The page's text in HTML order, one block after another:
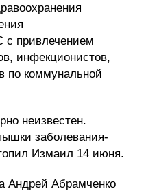
с привлечением
инфекционистов,
по коммунальной
неизвестен.
заболевания-
Измаил 14 июня.
Андрей Абрамченко